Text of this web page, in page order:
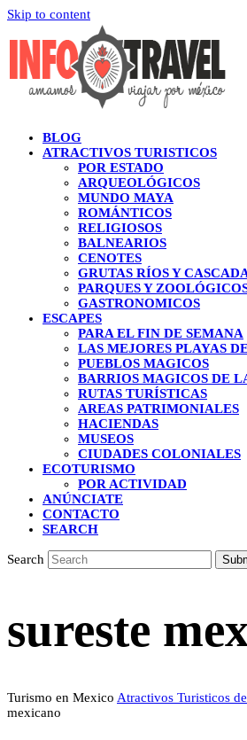
Skip to content
BLOG
ATRACTIVOS TURISTICOS
POR ESTADO
ARQUEOLÓGICOS
MUNDO MAYA
ROMÁNTICOS
RELIGIOSOS
BALNEARIOS
CENOTES
GRUTAS RÍOS Y
PARQUES Y
GASTRONOMICOS
ESCAPES
PARA EL FIN DE SEMANA
LAS MEJORES PLAYAS
PUEBLOS MAGICOS
BARRIOS MAGICOS DE
RUTAS TURÍSTICAS
AREAS PATRIMONIALES
HACIENDAS
MUSEOS
CIUDADES COLONIALES
ECOTURISMO
POR ACTIVIDAD
ANÚNCIATE
CONTACTO
SEARCH
Search
sureste
Turismo en Mexico Atractivos Turisticos
mexicano